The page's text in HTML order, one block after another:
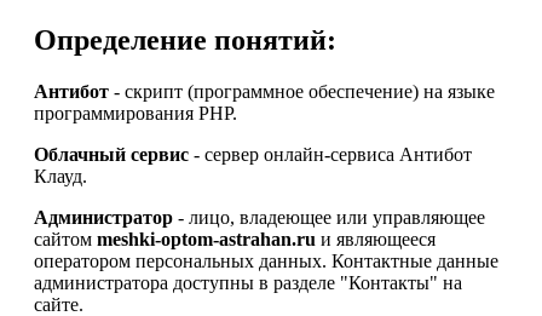
Определение понятий:
Антибот - скрипт (программное обеспечение) на языке
программирования PHP.
Облачный сервис - сервер онлайн-сервиса Антибот
Клауд.
Администратор - лицо, владеющее или управляющее
сайтом meshki-optom-astrahan.ru и являющееся
оператором персональных данных. Контактные данные
администратора доступны в разделе "Контакты" на
сайте.